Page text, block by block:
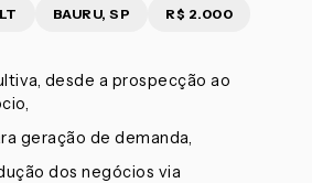
BAURU, SP R$ 2.000
desde a prospecção ao
geração de demanda,
dos negócios via